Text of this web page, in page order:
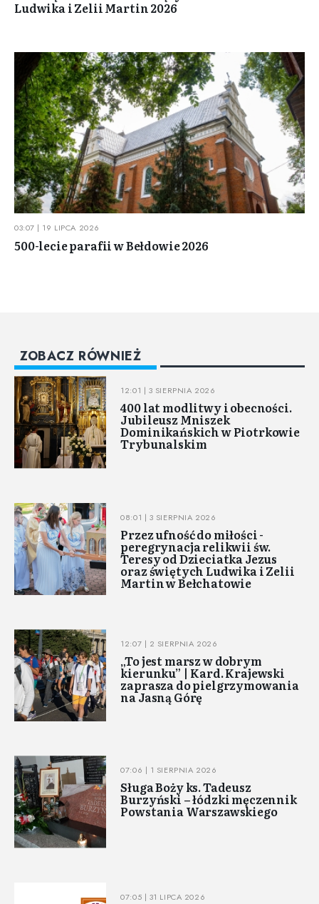
Ludwika i Zelii Martin 2026
03:07 | 19 LIPCA 2026
500-lecie parafii w Bełdowie 2026
ZOBACZ RÓWNIEŻ
12:01 | 3 SIERPNIA 2026
400 lat modlitwy i obecności.
Jubileusz Mniszek
Dominikańskich w Piotrkowie
Trybunalskim
08:01 | 3 SIERPNIA 2026
Przez ufność do miłości -
peregrynacja relikwii św.
Teresy od Dzieciatka Jezus
oraz świętych Ludwika i Zelii
Martin w Bełchatowie
12:07 | 2 SIERPNIA 2026
„To jest marsz w dobrym
kierunku” | Kard. Krajewski
zaprasza do pielgrzymowania
na Jasną Górę
07:06 | 1 SIERPNIA 2026
Sługa Boży ks. Tadeusz
Burzyński – łódzki męczennik
Powstania Warszawskiego
07:05 | 31 LIPCA 2026